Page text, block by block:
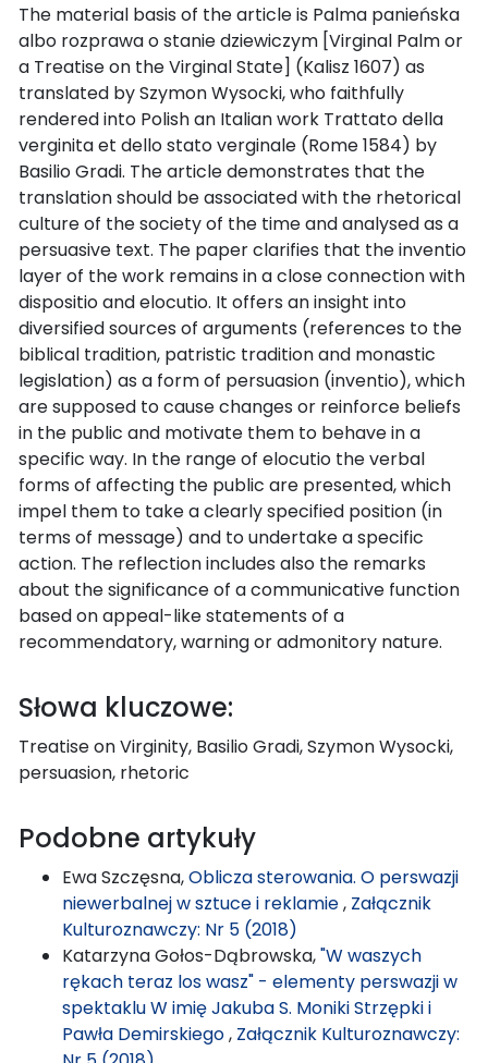
The material basis of the article is Palma panieńska
albo rozprawa o stanie dziewiczym [Virginal Palm or
a Treatise on the Virginal State] (Kalisz 1607) as
translated by Szymon Wysocki, who faithfully
rendered into Polish an Italian work Trattato della
verginita et dello stato verginale (Rome 1584) by
Basilio Gradi. The article demonstrates that the
translation should be associated with the rhetorical
culture of the society of the time and analysed as a
persuasive text. The paper clarifies that the inventio
layer of the work remains in a close connection with
dispositio and elocutio. It offers an insight into
diversified sources of arguments (references to the
biblical tradition, patristic tradition and monastic
legislation) as a form of persuasion (inventio), which
are supposed to cause changes or reinforce beliefs
in the public and motivate them to behave in a
specific way. In the range of elocutio the verbal
forms of affecting the public are presented, which
impel them to take a clearly specified position (in
terms of message) and to undertake a specific
action. The reflection includes also the remarks
about the significance of a communicative function
based on appeal-like statements of a
recommendatory, warning or admonitory nature.
Słowa kluczowe:
Treatise on Virginity, Basilio Gradi, Szymon Wysocki,
persuasion, rhetoric
Podobne artykuły
Ewa Szczęsna,Oblicza sterowania. O perswazji
niewerbalnej w sztuce i reklamie, Załącznik
Kulturoznawczy: Nr 5 (2018)
Katarzyna Gołos-Dąbrowska,"W waszych
rękach teraz los wasz" - elementy perswazji w
spektaklu W imię Jakuba S. Moniki Strzępki i
Pawła Demirskiego, Załącznik Kulturoznawczy: